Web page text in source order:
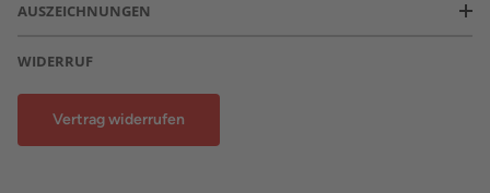
AUSZEICHNUNGEN
WIDERRUF
Vertrag widerrufen